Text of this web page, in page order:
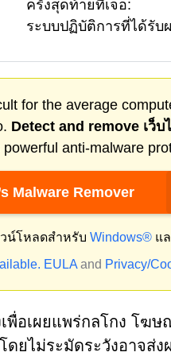
ครั้งสุดท้ายที่เจอ:
ระบบปฏิบัติการที่ได้รับ
for the average
Detect and remove เว็
anti-malware
Malware Remover
น์โหลดสำหรับ Windows®แล
EULA and Privacy/
พื่อเผยแพร่กลโกง โฆ
ยไม่ระมัดระวังอาจส่